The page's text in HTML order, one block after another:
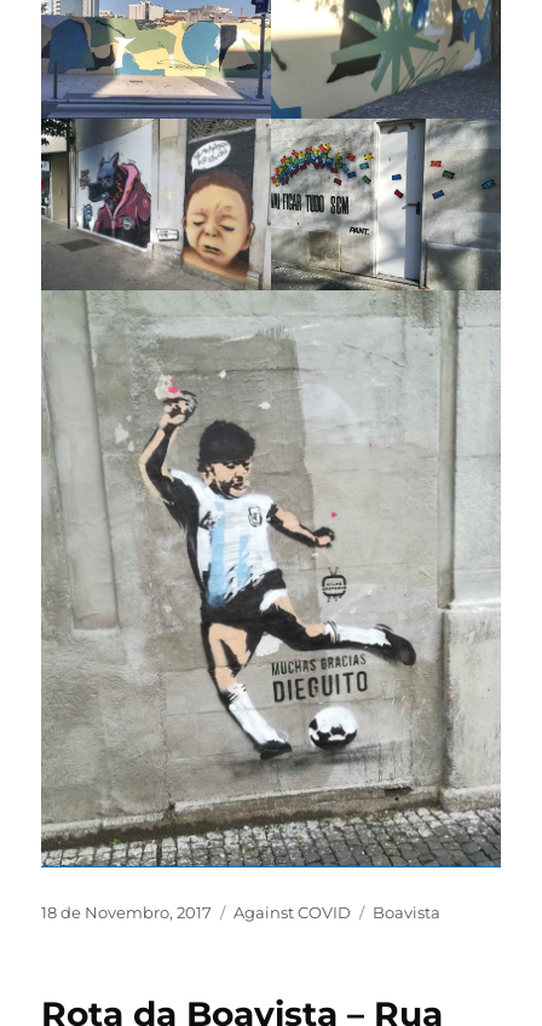
18 de Novembro, 2017 Against COVID Boavista
Rota da Boavista – Rua